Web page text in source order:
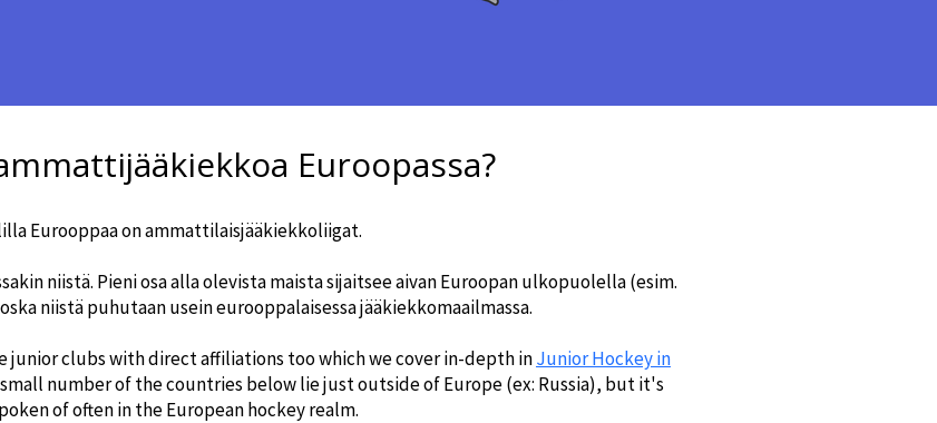
Euroopassa?
Eurooppaa on ammattilaisjääkiekkoliigat.
niistä. Pieni osa alla olevista maista sijaitsee aivan Euroopan ulkopuolella (esim.
niistä puhutaan usein eurooppalaisessa jääkiekkomaailmassa.
junior clubs with direct affiliations too which we cover in-depth inJunior Hockey in
small number of the countries below lie just outside of Europe (ex: Russia), but it's
of often in the European hockey realm.